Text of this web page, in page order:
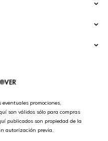
promociones,
son válidos sólo para compras
publicados son propiedad de la
autorización previa.